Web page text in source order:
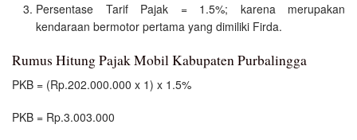
Persentase Tarif Pajak = 1.5%; karena merupakan
kendaraan bermotor pertama yang dimiliki Firda.
Rumus Hitung Pajak Mobil Kabupaten Purbalingga
PKB = (Rp.202.000.000 x 1) x 1.5%
PKB = Rp.3.003.000